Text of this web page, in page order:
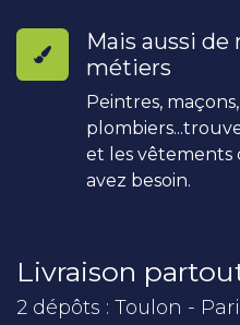
Mais aussi
métiers
Peintres,
et les vêtements
avez besoin.
Livraison
2 dépôts : Toulon -